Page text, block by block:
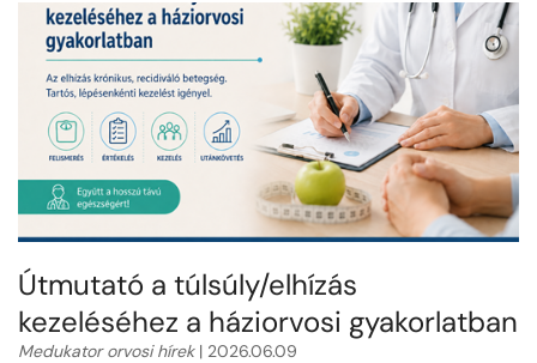
COPD
depresszió
diabetes
elhízás
hypertonia
immunológia
irányelv
köszvény
menopauza
mesterséges intelligencia
Útmutató a túlsúly/elhízás
kezeléséhez a háziorvosi gyakorlatban
Medukator orvosi hírek| 2026.06.09